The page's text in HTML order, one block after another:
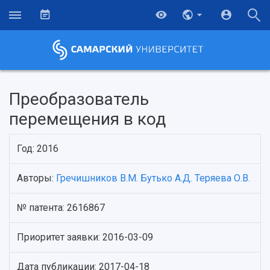
НАЗАД
Об университете
Ключевые факты
Новости
Бортжурнал
Образование
Абитуриенту
Научно-исследовательская деятельность
Научные школы и ведущие научные коллективы
Преобразователь
перемещения в код
Год: 2016
Авторы: Гречишников В.М. Бутько А.Д. Теряева О.В.
№ патента: 2616867
Приоритет заявки: 2016-03-09
Дата публикации: 2017-04-18